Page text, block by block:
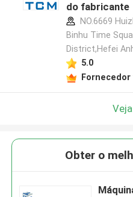
do fabricante
NO.6669
Binhu Time
District,Hefei
5.0
Obter o